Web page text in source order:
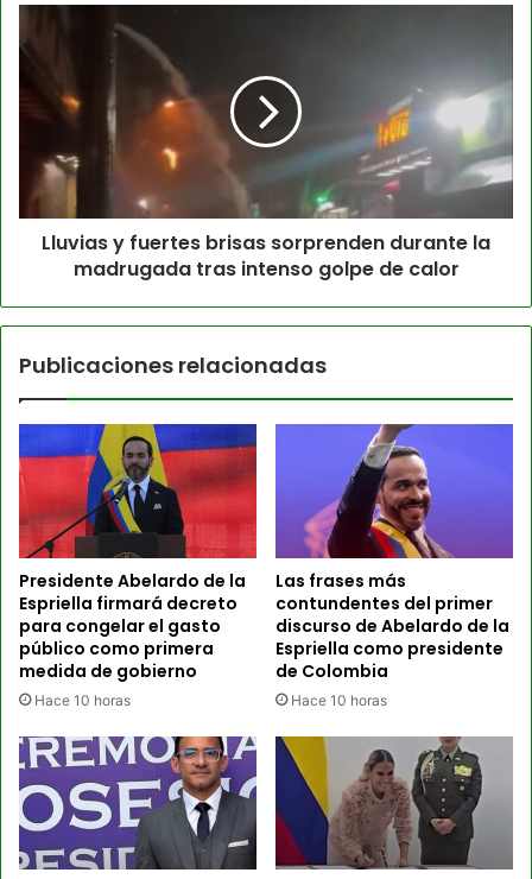
Lluvias y fuertes brisas sorprenden durante la
madrugada tras intenso golpe de calor
Publicaciones relacionadas
Presidente Abelardo de la
Espriella firmará decreto
para congelar el gasto
público como primera
medida de gobierno
Hace 10 horas
Las frases más
contundentes del primer
discurso de Abelardo de la
Espriella como presidente
de Colombia
Hace 10 horas